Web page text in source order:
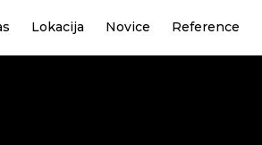
Lokacija Novice Reference